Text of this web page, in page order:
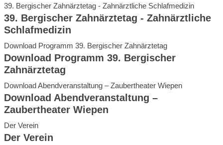
39. Bergischer Zahnärztetag - Zahnärztliche Schlafmedizin
39. Bergischer Zahnärztetag - Zahnärztliche
Schlafmedizin
Download Programm 39. Bergischer Zahnärztetag
Download Programm 39. Bergischer
Zahnärztetag
Download Abendveranstaltung – Zaubertheater Wiepen
Download Abendveranstaltung –
Zaubertheater Wiepen
Der Verein
Der Verein